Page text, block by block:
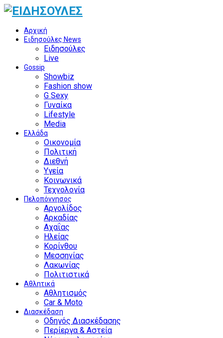
Αρχική
Ειδησούλες News
Ειδησούλες
Live
Gossip
Showbiz
Fashion show
G Sexy
Γυναίκα
Lifestyle
Media
Ελλάδα
Οικονομία
Πολιτική
Διεθνή
Υγεία
Κοινωνικά
Τεχνολογία
Πελοπόννησος
Αργολίδος
Αρκαδίας
Αχαΐας
Ηλείας
Κορίνθου
Μεσσηνίας
Λακωνίας
Πολιτιστικά
Αθλητικά
Αθλητισμός
Car & Moto
Διασκέδαση
Οδηγός Διασκέδασης
Περίεργα & Αστεία